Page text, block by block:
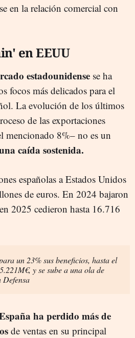
en la relación comercial con
en EEUU
estadounidense se ha
focos más delicados para el
La evolución de los últimos
de las exportaciones
mencionado 8%– no es un
caída sostenida.
españolas a Estados Unidos
de euros. En 2024 bajaron
2025 cedieron hasta 16.716
un 23% sus beneficios, hasta el
y se sube a una ola de
Defensa
ha perdido más de
de ventas en su principal